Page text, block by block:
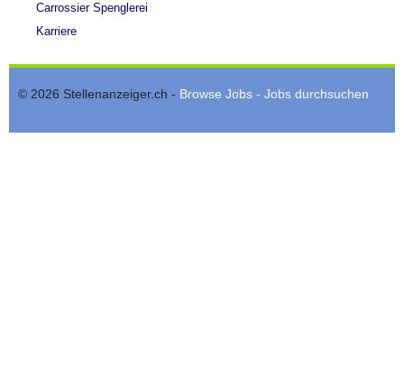
Carrossier Spenglerei
Karriere
© 2026 Stellenanzeiger.ch - Browse Jobs - Jobs durchsuchen